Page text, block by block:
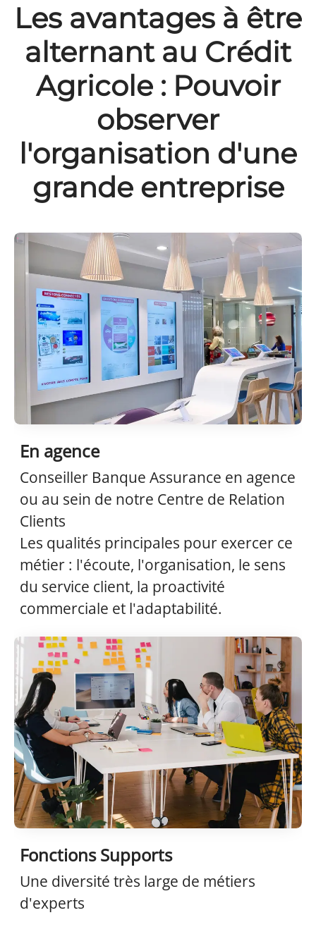
Les avantages à être
alternant au Crédit
Agricole : Pouvoir
observer
l'organisation d'une
grande entreprise
En agence
Conseiller Banque Assurance en agence
ou au sein de notre Centre de Relation
Clients
Les qualités principales pour exercer ce
métier : l'écoute, l'organisation, le sens
du service client, la proactivité
commerciale et l'adaptabilité.
Fonctions Supports
Une diversité très large de métiers
d'experts